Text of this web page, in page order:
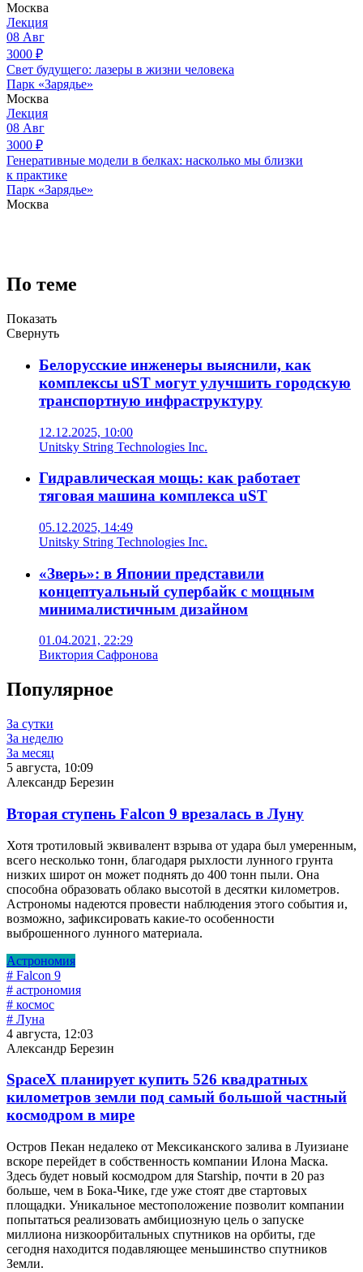
Москва
Лекция
08 Авг
3000 ₽
Свет будущего: лазеры в жизни человека
Парк «Зарядье»
Москва
Лекция
08 Авг
3000 ₽
Генеративные модели в белках: насколько мы близки
к практике
Парк «Зарядье»
Москва
По теме
Показать
Свернуть
Белорусские инженеры выяснили, как
комплексы uST могут улучшить городскую
транспортную инфраструктуру
12.12.2025, 10:00
Unitsky String Technologies Inc.
Гидравлическая мощь: как работает
тяговая машина комплекса uST
05.12.2025, 14:49
Unitsky String Technologies Inc.
«Зверь»: в Японии представили
концептуальный супербайк с мощным
минималистичным дизайном
01.04.2021, 22:29
Виктория Сафронова
Популярное
За сутки
За неделю
За месяц
5 августа, 10:09
Александр Березин
Вторая ступень Falcon 9 врезалась в Луну
Хотя тротиловый эквивалент взрыва от удара был умеренным,
всего несколько тонн, благодаря рыхлости лунного грунта
низких широт он может поднять до 400 тонн пыли. Она
способна образовать облако высотой в десятки километров.
Астрономы надеются провести наблюдения этого события и,
возможно, зафиксировать какие-то особенности
выброшенного лунного материала.
Астрономия
# Falcon 9
# астрономия
# космос
# Луна
4 августа, 12:03
Александр Березин
SpaceX планирует купить 526 квадратных
километров земли под самый большой частный
космодром в мире
Остров Пекан недалеко от Мексиканского залива в Луизиане
вскоре перейдет в собственность компании Илона Маска.
Здесь будет новый космодром для Starship, почти в 20 раз
больше, чем в Бока-Чике, где уже стоят две стартовых
площадки. Уникальное местоположение позволит компании
попытаться реализовать амбициозную цель о запуске
миллиона низкоорбитальных спутников на орбиты, где
сегодня находится подавляющее меньшинство спутников
Земли.